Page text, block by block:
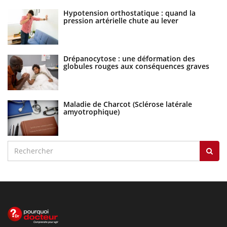
Hypotension orthostatique : quand la
pression artérielle chute au lever
Drépanocytose : une déformation des
globules rouges aux conséquences graves
Maladie de Charcot (Sclérose latérale
amyotrophique)